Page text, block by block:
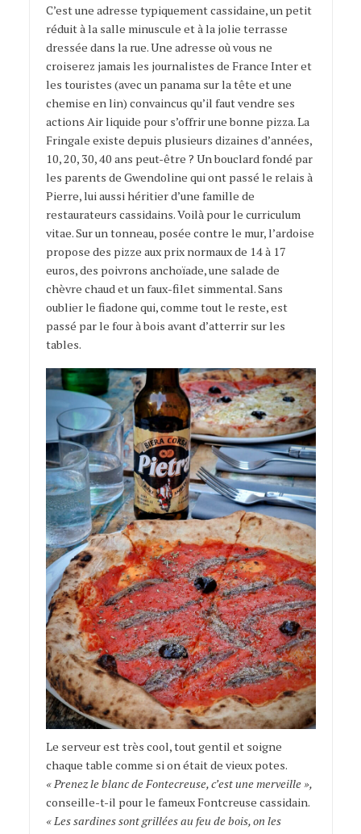
C’est une adresse typiquement cassidaine, un petit
réduit à la salle minuscule et à la jolie terrasse
dressée dans la rue. Une adresse où vous ne
croiserez jamais les journalistes de France Inter et
les touristes (avec un panama sur la tête et une
chemise en lin) convaincus qu’il faut vendre ses
actions Air liquide pour s’offrir une bonne pizza. La
Fringale existe depuis plusieurs dizaines d’années,
10, 20, 30, 40 ans peut-être ? Un bouclard fondé par
les parents de Gwendoline qui ont passé le relais à
Pierre, lui aussi héritier d’une famille de
restaurateurs cassidains. Voilà pour le curriculum
vitae. Sur un tonneau, posée contre le mur, l’ardoise
propose des pizze aux prix normaux de 14 à 17
euros, des poivrons anchoïade, une salade de
chèvre chaud et un faux-filet simmental. Sans
oublier le fiadone qui, comme tout le reste, est
passé par le four à bois avant d’atterrir sur les
tables.
Le serveur est très cool, tout gentil et soigne
chaque table comme si on était de vieux potes.
« Prenez le blanc de Fontecreuse, c’est une merveille »,
conseille-t-il pour le fameux Fontcreuse cassidain.
« Les sardines sont grillées au feu de bois, on les